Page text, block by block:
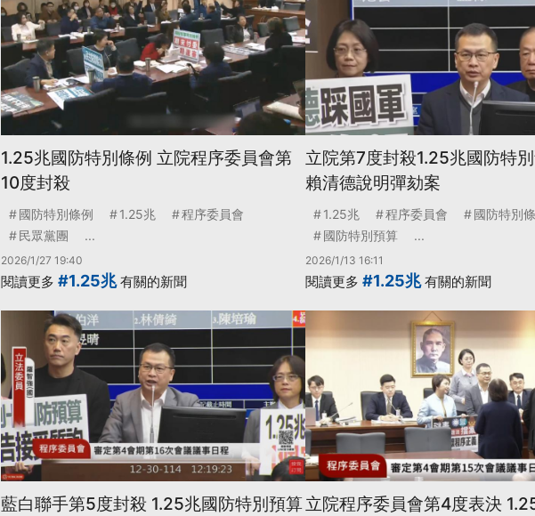
1.25兆國防特別條例 立院程序委員會第
10度封殺
國防特別條例 1.25兆
程序委員會
民眾黨團
...
2026/1/27 19:40
立院第7度封殺1.25兆國防特
賴清德說明彈劾案
1.25兆 程序委員會
國防特別
國防特別預算
...
2026/1/13 16:11
閱讀更多 #1.25兆有關的新聞
藍白聯手第5度封殺 1.25兆國防特別預算
閱讀更多 #1.25兆有關的新聞
立院程序委員會第4度表決